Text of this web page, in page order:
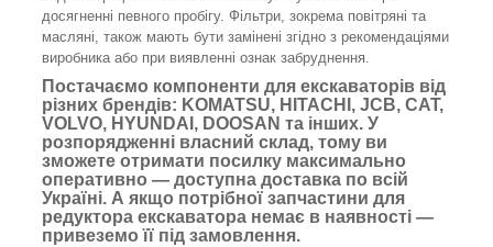
досягненні певного пробігу. Фільтри, зокрема повітряні та
масляні, також мають бути замінені згідно з рекомендаціями
виробника або при виявленні ознак забруднення.
Постачаємо компоненти для екскаваторів від
різних брендів: KOMATSU, HITACHI, JCB, CAT,
VOLVO, HYUNDAI, DOOSAN та інших. У
розпорядженні власний склад, тому ви
зможете отримати посилку максимально
оперативно — доступна доставка по всій
Україні. А якщо потрібної запчастини для
редуктора екскаватора немає в наявності —
привеземо її під замовлення.